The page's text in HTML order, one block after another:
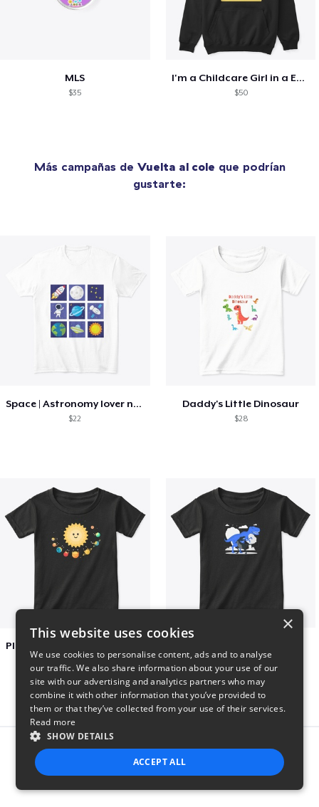
MLS
$35
I'm a Childcare Girl in a ECE World
$50
Más campañas de Vuelta al cole que podrían
gustarte:
Space | Astronomy lover nice summer tee
$22
Daddy's Little Dinosaur
$28
$22 $22
Report this product
×
This website uses cookies
We use cookies to personalise content, ads and to analyse
our traffic. We also share information about your use of our
site with our advertising and analytics partners who may
combine it with other information that you’ve provided to
them or that they’ve collected from your use of their services.
Read more
SHOW DETAILS
ACCEPT ALL
STRICTLY NECESSARY PERFORMANCE